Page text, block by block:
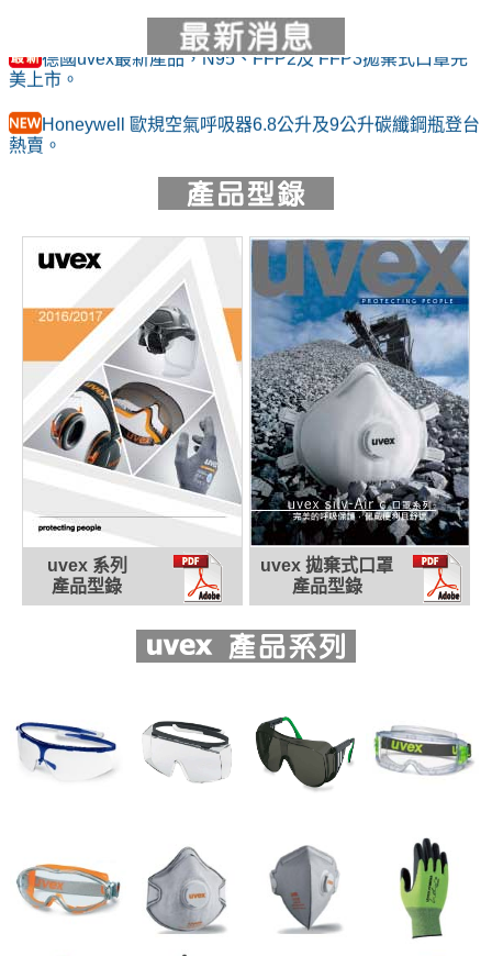
德國uvex最新產品，N95、FFP2及 FFP3拋棄式口罩完
美上市。
Honeywell 歐規空氣呼吸器6.8公升及9公升碳纖鋼瓶登台
熱賣。
市面上發現uvex 9301906護目鏡有仿冒品，請留意除了
鏡框及頭帶有原廠uvex字樣外......(詳全文)
uvex 9302系列為德國製造，uvex 900245非德國原廠製
造(中國製造)，鏡片防霧效果較差...(詳全文)
德國uvex 9302235 頭帶耳掛二用款式抗化學防霧防塵護
目鏡組，已獲台塑集團等大企業、醫療院所、政府機關、學校
實驗室、防疫單位熱烈採用。
UWAYS 吸油及化學吸收棉上市。
世界衛生組織（WHO）推薦眼部防護品牌-uvex......(詳全
德國uvex最新產品，N95、FFP2及 FFP3拋棄式口罩完
美上市。
Honeywell 歐規空氣呼吸器6.8公升及9公升碳纖鋼瓶登台
熱賣。
鏡框及頭帶有原廠uvex字樣外......(詳全文)
德國uvex 9302235 頭帶耳掛二用款式抗化學防霧防塵護
目鏡組，已獲台塑集團等大企業、醫療院所、政府機關、學校
UWAYS 吸油及化學吸收棉上市。
世界衛生組織（WHO）推薦眼部防護品牌-uvex......(詳全
文)
uvex 系列
產品型錄
uvex 拋棄式口罩
產品型錄